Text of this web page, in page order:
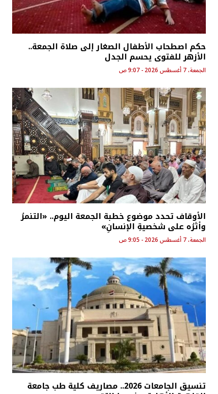
حكم اصطحاب الأطفال الصغار إلى صلاة الجمعة..
الأزهر للفتوى يحسم الجدل
الجمعة، 7 أغسطس 2026 - 9:07 ص
الأوقاف تحدد موضوع خطبة الجمعة اليوم.. «التنمرُ
وأثرُه على شخصيةِ الإنسانِ»
الجمعة، 7 أغسطس 2026 - 9:05 ص
تنسيق الجامعات 2026.. مصاريف كلية طب جامعة